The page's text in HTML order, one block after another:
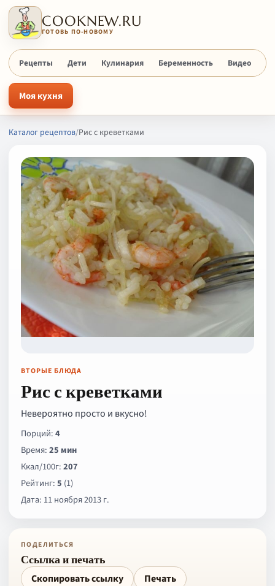
COOKNEW.RU
ГОТОВЬ ПО-НОВОМУ
Рецепты Дети Кулинария Беременность Видео
Моя кухня
Каталог рецептов/Рис с креветками
ВТОРЫЕ БЛЮДА
Рис с креветками
Невероятно просто и вкусно!
Порций:4
Время:25 мин
Ккал/100г:207
Рейтинг:5 (1)
Дата: 11 ноября 2013 г.
ПОДЕЛИТЬСЯ
Ссылка и печать
Скопировать ссылку
Печать